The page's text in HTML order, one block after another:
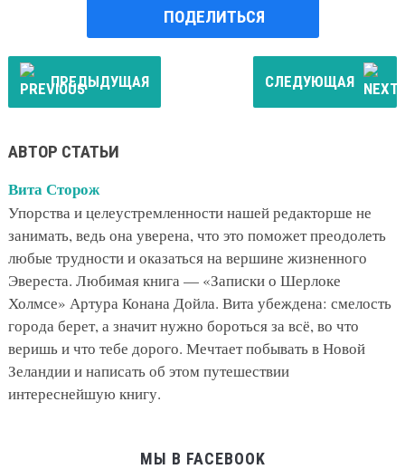
ПОДЕЛИТЬСЯ
ПРЕДЫДУЩАЯ СЛЕДУЮЩАЯ
АВТОР СТАТЬИ
Вита Сторож
Упорства и целеустремленности нашей редакторше не
занимать, ведь она уверена, что это поможет преодолеть
любые трудности и оказаться на вершине жизненного
Эвереста. Любимая книга — «Записки о Шерлоке
Холмсе» Артура Конана Дойла. Вита убеждена: смелость
города берет, а значит нужно бороться за всё, во что
веришь и что тебе дорого. Мечтает побывать в Новой
Зеландии и написать об этом путешествии
интереснейшую книгу.
МЫ В FACEBOOK